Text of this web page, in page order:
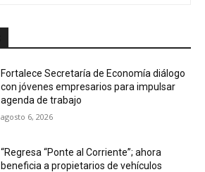
Fortalece Secretaría de Economía diálogo
con jóvenes empresarios para impulsar
agenda de trabajo
agosto 6, 2026
“Regresa “Ponte al Corriente”; ahora
beneficia a propietarios de vehículos